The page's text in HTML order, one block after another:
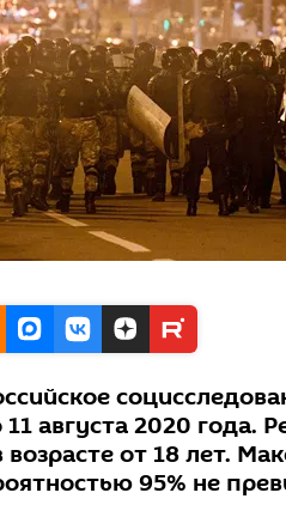
августа 2020 года.
от 18 лет.
95% не